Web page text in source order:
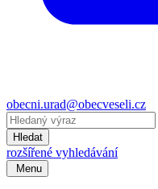
obecni.urad@obecveseli.cz
Hledat
rozšířené vyhledávání
Menu